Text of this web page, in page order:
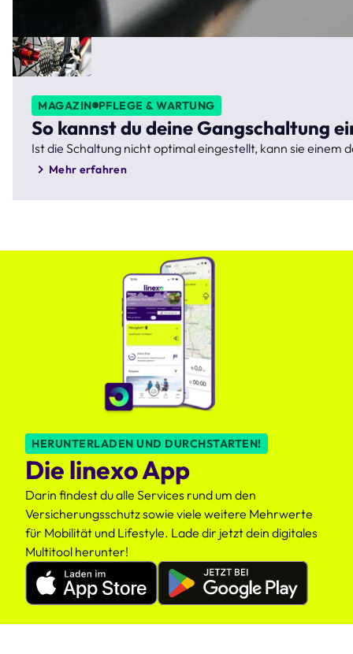
MAGAZIN PFLEGE & WARTUNG
So kannst du deine Gangschaltung
Ist die Schaltung nicht optimal eingestellt, kann sie
Mehr erfahren
HERUNTERLADEN UND DURCHSTARTEN!
Die linexo App
Darin findest du alle Services rund um den
Versicherungsschutz sowie viele weitere Mehrwerte
für Mobilität und Lifestyle. Lade dir jetzt dein digitales
Multitool herunter!
Apple
Google